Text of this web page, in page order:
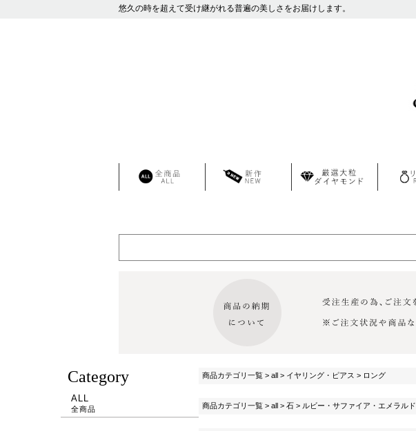
悠久の時を超えて受け継がれる普遍の美しさをお届けします。
Category
ALL
全商品
商品カテゴリ一覧> all> イヤリング・ピアス > ロング
商品カテゴリ一覧> all> 石> ルビー・サファイア・エメラルド